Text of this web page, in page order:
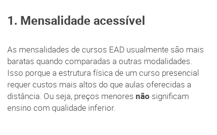
1. Mensalidade acessível
As mensalidades de cursos EAD usualmente são mais
baratas quando comparadas a outras modalidades.
Isso porque a estrutura física de um curso presencial
requer custos mais altos do que aulas oferecidas a
distância. Ou seja, preços menores não significam
ensino com qualidade inferior.